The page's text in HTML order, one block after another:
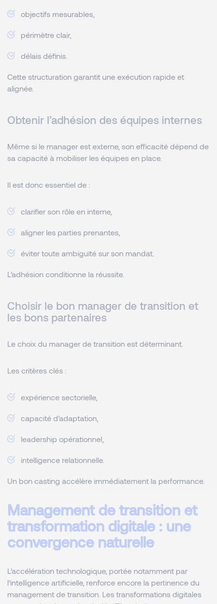
objectifs mesurables,
périmètre clair,
délais définis.
Cette structuration garantit une exécution rapide et
alignée.
Obtenir l’adhésion des équipes internes
Même si le manager est externe, son efficacité dépend de
sa capacité à mobiliser les équipes en place.
Il est donc essentiel de :
clarifier son rôle en interne,
aligner les parties prenantes,
éviter toute ambiguïté sur son mandat.
L’adhésion conditionne la réussite.
Choisir le bon manager de transition et
les bons partenaires
Le choix du manager de transition est déterminant.
Les critères clés :
expérience sectorielle,
capacité d’adaptation,
leadership opérationnel,
intelligence relationnelle.
Un bon casting accélère immédiatement la performance.
Management de transition et
transformation digitale : une
convergence naturelle
L’accélération technologique, portée notamment par
l’intelligence artificielle, renforce encore la pertinence du
management de transition. Les transformations digitales